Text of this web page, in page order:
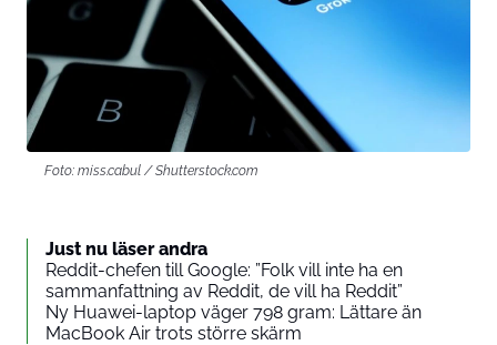
Foto: miss.cabul / Shutterstock.com
Just nu läser andra
Reddit-chefen till Google: ”Folk vill inte ha en
sammanfattning av Reddit, de vill ha Reddit”
Ny Huawei-laptop väger 798 gram: Lättare än
MacBook Air trots större skärm